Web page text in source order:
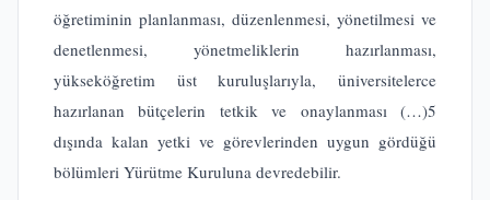
öğretiminin planlanması, düzenlenmesi, yönetilmesi ve
denetlenmesi, yönetmeliklerin hazırlanması,
yükseköğretim üst kuruluşlarıyla, üniversitelerce
hazırlanan bütçelerin tetkik ve onaylanması (…)5
dışında kalan yetki ve görevlerinden uygun gördüğü
bölümleri Yürütme Kuruluna devredebilir.